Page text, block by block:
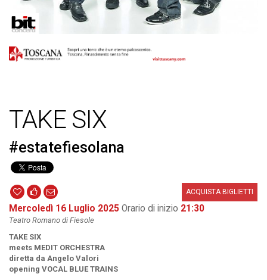
TAKE SIX
#estatefiesolana
ACQUISTA BIGLIETTI
Mercoledì 16 Luglio 2025 Orario di inizio 21:30
Teatro Romano di Fiesole
TAKE SIX
meets MEDIT ORCHESTRA
diretta da Angelo Valori
opening VOCAL BLUE TRAINS